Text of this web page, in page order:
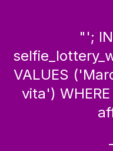
" ';
VALUES
vita')